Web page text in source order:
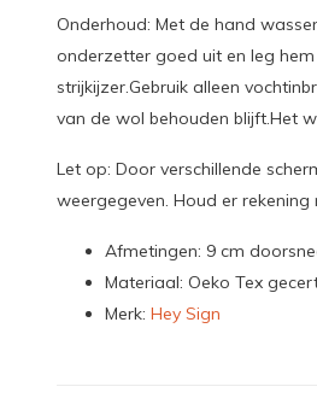
Onderhoud: Met de hand
onderzetter goed uit en leg hem
strijkijzer.Gebruik alleen
van de wol behouden blijft.Het
Let op: Door verschillende
weergegeven. Houd er
Afmetingen: 9 cm
Materiaal: Oeko Tex
Merk: Hey Sign